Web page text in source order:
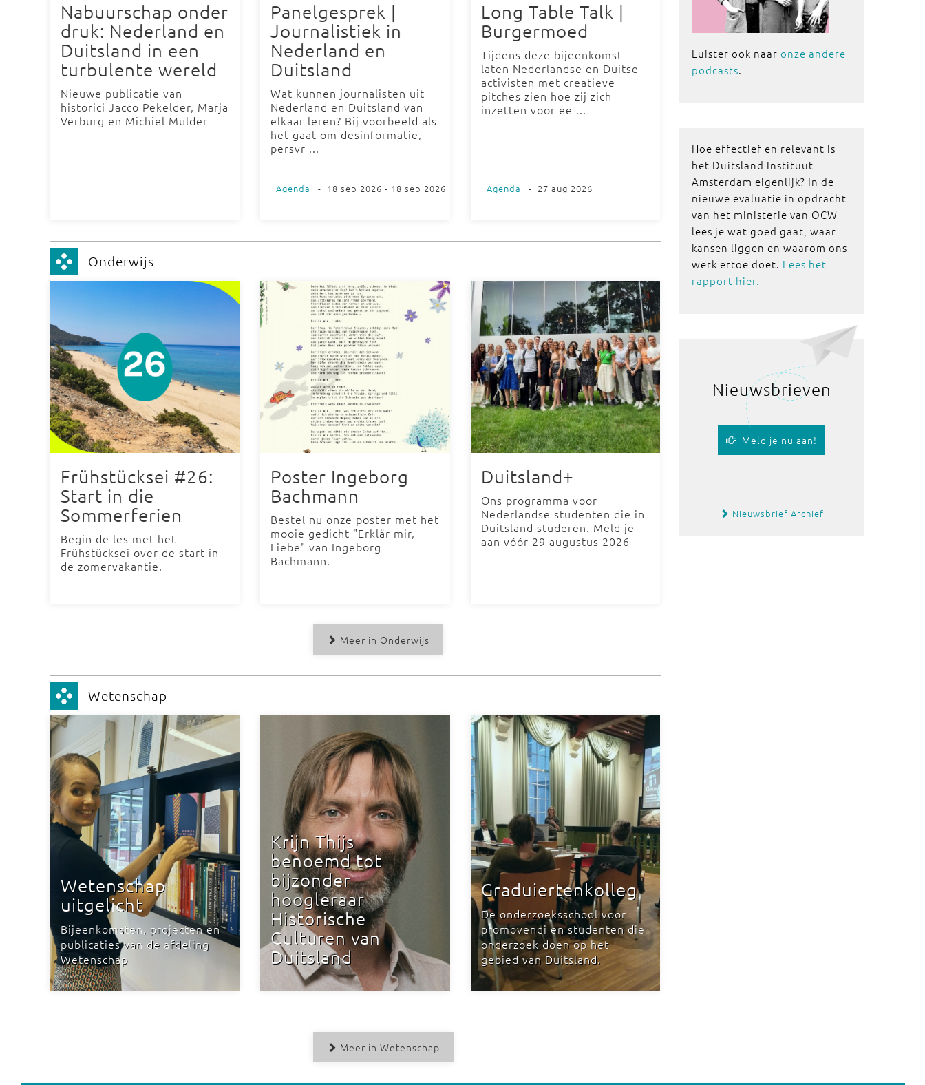
Nabuurschap onder
druk: Nederland en
Duitsland in een
turbulente wereld
Nieuwe publicatie van
historici Jacco Pekelder, Marja
Verburg en Michiel Mulder
Panelgesprek |
Journalistiek in
Nederland en
Duitsland
Wat kunnen journalisten uit
Nederland en Duitsland van
elkaar leren? Bij voorbeeld als
het gaat om desinformatie,
persvr ...
Agenda - 18 sep 2026 - 18 sep 2026
Long Table Talk |
Burgermoed
Tijdens deze bijeenkomst
laten Nederlandse en Duitse
activisten met creatieve
pitches zien hoe zij zich
inzetten voor ee ...
Agenda - 27 aug 2026
Onderwijs
Frühstücksei #26:
Start in die
Sommerferien
Begin de les met het
Frühstücksei over de start in
de zomervakantie.
Poster Ingeborg
Bachmann
Bestel nu onze poster met het
mooie gedicht "Erklär mir,
Liebe" van Ingeborg
Bachmann.
Duitsland+
Ons programma voor
Nederlandse studenten die in
Duitsland studeren. Meld je
aan vóór 29 augustus 2026
Meer in Onderwijs
Wetenschap
Wetenschap
uitgelicht
Bijeenkomsten, projecten en
publicaties van de afdeling
Wetenschap
Krijn Thijs
benoemd tot
bijzonder
hoogleraar
Historische
Culturen van
Duitsland
Graduiertenkolleg
De onderzoeksschool voor
promovendi en studenten die
onderzoek doen op het
gebied van Duitsland.
Meer in Wetenschap
Luister ook naar onze andere
podcasts.
Hoe effectief en relevant is
het Duitsland Instituut
Amsterdam eigenlijk? In de
nieuwe evaluatie in opdracht
van het ministerie van OCW
lees je wat goed gaat, waar
kansen liggen en waarom ons
werk ertoe doet. Lees het
rapport hier.
Nieuwsbrieven
Meld je nu aan!
Nieuwsbrief Archief